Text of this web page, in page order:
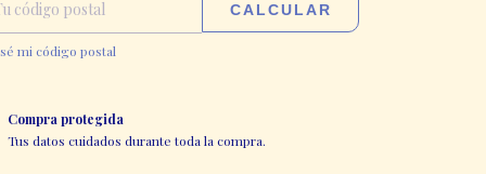
CALCULAR
mi código postal
Compra protegida
Tus datos cuidados durante toda la compra.